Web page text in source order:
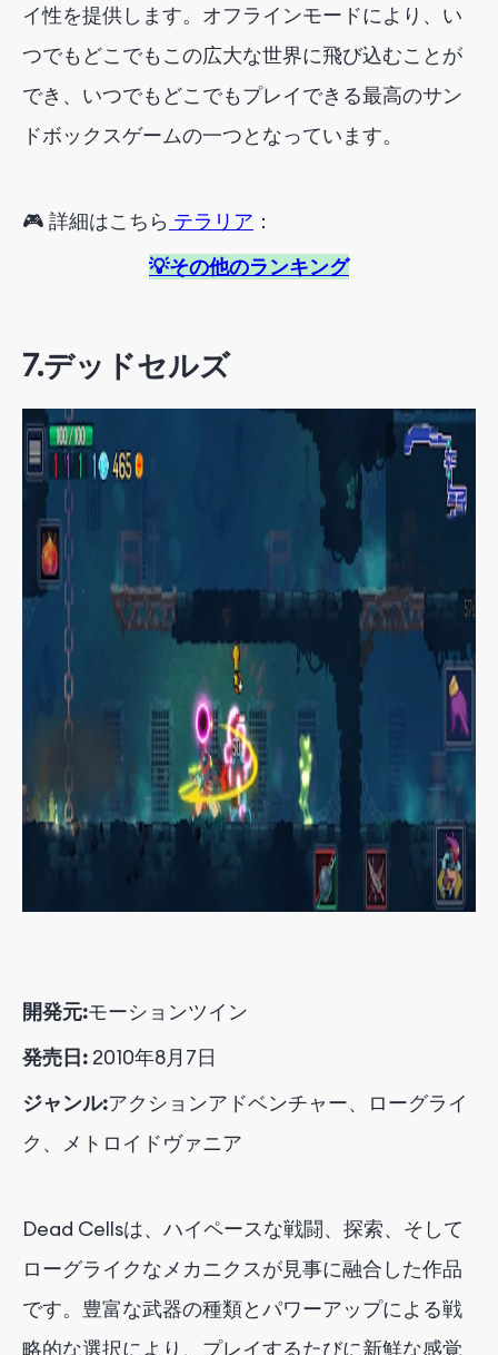
イ性を提供します。オフラインモードにより、い
つでもどこでもこの広大な世界に飛び込むことが
でき、いつでもどこでもプレイできる最高のサン
ドボックスゲームの一つとなっています。
🎮 詳細はこちら テラリア ：
💡その他のランキング
7.デッドセルズ
開発元:モーションツイン
発売日: 2010年8月7日
ジャンル:アクションアドベンチャー、ローグライ
ク、メトロイドヴァニア
Dead Cellsは、ハイペースな戦闘、探索、そして
ローグライクなメカニクスが見事に融合した作品
です。豊富な武器の種類とパワーアップによる戦
略的な選択により、プレイするたびに新鮮な感覚